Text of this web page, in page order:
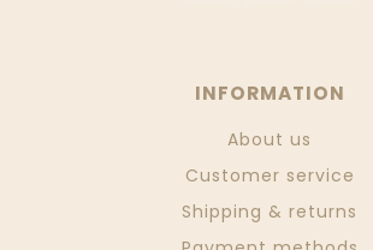
INFORMATION
About us
Customer service
Shipping & returns